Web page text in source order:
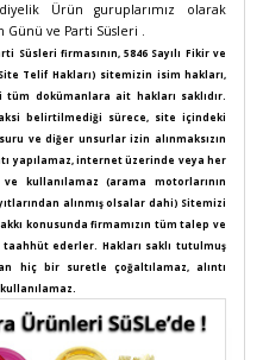
Ürün guruplarımız olarak
ve Parti Süsleri .
Süsleri firmasının, 5846 Sayılı Fikir ve
Telif Hakları) sitemizin isim hakları,
dokümanlara ait hakları saklıdır.
belirtilmediği sürece, site içindeki
ve diğer unsurlar izin alınmaksızın
yapılamaz, internet üzerinde veya her
kullanılamaz (arama motorlarının
alınmış olsalar dahi) Sitemizi
konusunda firmamızın tüm talep ve
ederler. Hakları saklı tutulmuş
hiç bir suretle çoğaltılamaz, alıntı